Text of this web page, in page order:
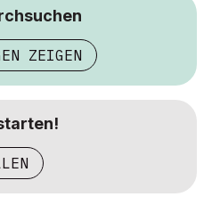
ZEIGEN